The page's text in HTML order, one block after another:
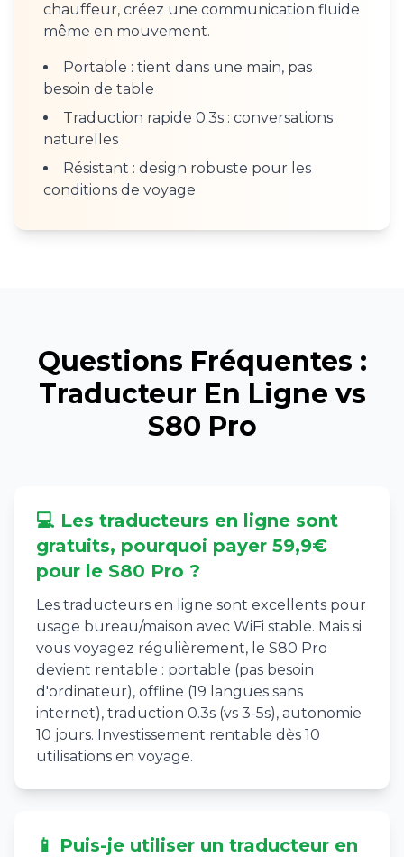
chauffeur, créez une communication fluide
même en mouvement.
Portable : tient dans une main, pas
besoin de table
Traduction rapide 0.3s : conversations
naturelles
Résistant : design robuste pour les
conditions de voyage
Questions Fréquentes :
Traducteur En Ligne vs
S80 Pro
💻 Les traducteurs en ligne sont
gratuits, pourquoi payer 59,9€
pour le S80 Pro ?
Les traducteurs en ligne sont excellents pour
usage bureau/maison avec WiFi stable. Mais si
vous voyagez régulièrement, le S80 Pro
devient rentable : portable (pas besoin
d'ordinateur), offline (19 langues sans
internet), traduction 0.3s (vs 3-5s), autonomie
10 jours. Investissement rentable dès 10
utilisations en voyage.
📱 Puis-je utiliser un traducteur en